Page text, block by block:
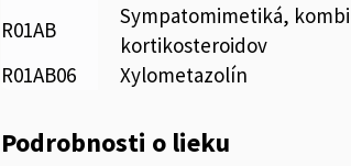
R01AB
Sympatomimetiká,
kortikosteroidov
R01AB06
Xylometazolín
Podrobnosti o lieku